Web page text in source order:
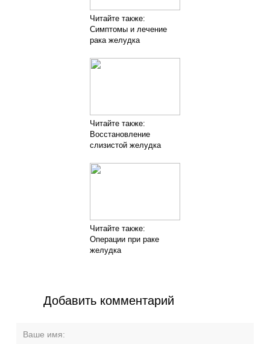
Читайте также:
Симптомы и лечение
рака желудка
Читайте также:
Восстановление
слизистой желудка
Читайте также:
Операции при раке
желудка
Добавить комментарий